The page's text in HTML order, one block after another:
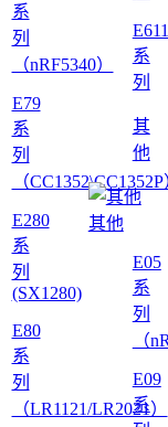
系
列
（nRF5340）
E79
系
列
（
E280
系
列
(SX1280)
E80
系
列
（LR1121/LR2021）
E611
系
列
其
他
其他
E05
系
列
（
E09
系